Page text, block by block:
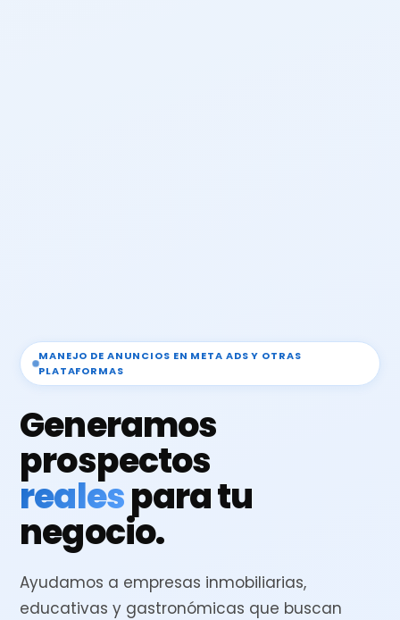
MANEJO DE ANUNCIOS EN META ADS Y OTRAS
PLATAFORMAS
Generamos
prospectos
realespara tu
negocio.
Ayudamos a empresas inmobiliarias,
educativas y gastronómicas que buscan